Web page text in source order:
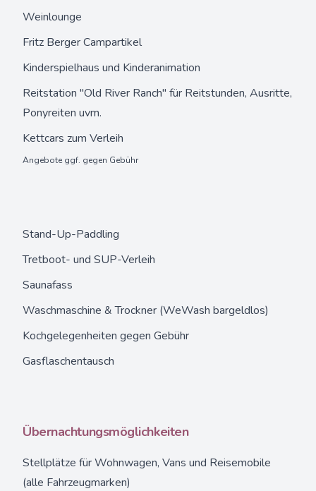
Weinlounge
Fritz Berger Campartikel
Kinderspielhaus und Kinderanimation
Reitstation "Old River Ranch" für Reitstunden, Ausritte,
Ponyreiten uvm.
Kettcars zum Verleih
Angebote ggf. gegen Gebühr
Stand-Up-Paddling
Tretboot- und SUP-Verleih
Saunafass
Waschmaschine & Trockner (WeWash bargeldlos)
Kochgelegenheiten gegen Gebühr
Gasflaschentausch
Übernachtungsmöglichkeiten
Stellplätze für Wohnwagen, Vans und Reisemobile
(alle Fahrzeugmarken)